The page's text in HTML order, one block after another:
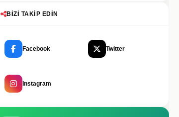
BIZI TAKIP EDIN
Facebook Twitter
Instagram